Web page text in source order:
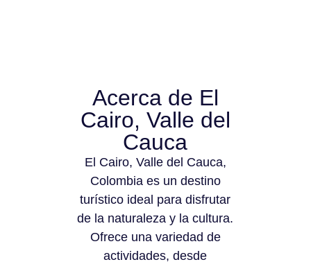
Acerca de El
Cairo, Valle del
Cauca
El Cairo, Valle del Cauca,
Colombia es un destino
turístico ideal para disfrutar
de la naturaleza y la cultura.
Ofrece una variedad de
actividades, desde